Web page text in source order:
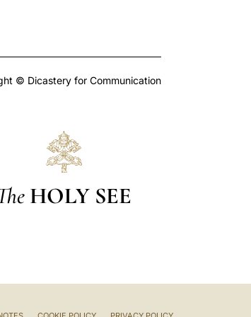
© Dicastery for Communication
HOLY SEE